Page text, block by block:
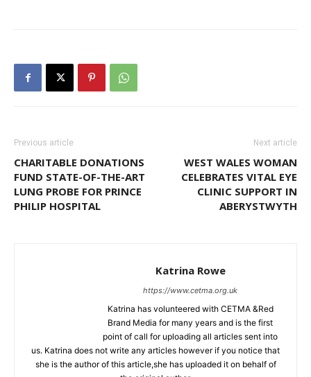
Previous article
CHARITABLE DONATIONS
FUND STATE-OF-THE-ART
LUNG PROBE FOR PRINCE
PHILIP HOSPITAL
Next article
WEST WALES WOMAN
CELEBRATES VITAL EYE
CLINIC SUPPORT IN
ABERYSTWYTH
Katrina Rowe
https://www.cetma.org.uk
Katrina has volunteered with CETMA &Red
Brand Media for many years and is the first
point of call for uploading all articles sent into
us. Katrina does not write any articles however if you notice that
she is the author of this article,she has uploaded it on behalf of